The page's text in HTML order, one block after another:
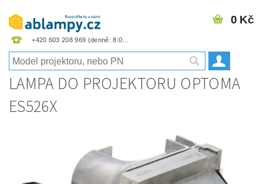
+420 603 208 969
0 Kč
LAMPA DO PROJEKTORU OPTOMA
ES526X